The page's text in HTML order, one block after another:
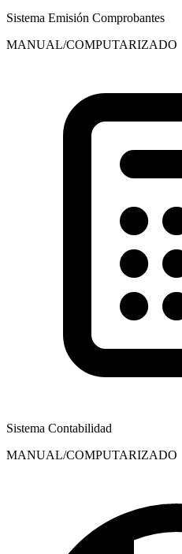
Sistema Emisión Comprobantes
MANUAL/COMPUTARIZADO
Sistema Contabilidad
MANUAL/COMPUTARIZADO